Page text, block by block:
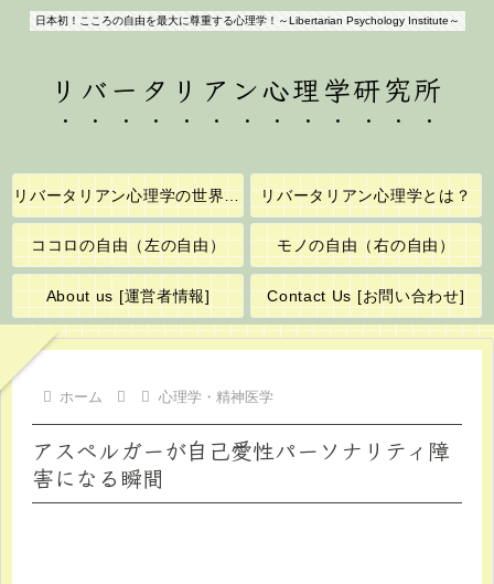
日本初！こころの自由を最大に尊重する心理学！～Libertarian Psychology Institute～
リバータリアン心理学研究所
リバータリアン心理学の世界へようこそ！ リバータリアン心理学とは？
ココロの自由（左の自由） モノの自由（右の自由）
About us [運営者情報] Contact Us [お問い合わせ]
ホーム 心理学・精神医学
アスペルガーが自己愛性パーソナリティ障
害になる瞬間